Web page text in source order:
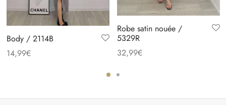
Body / 2114B
14,99€
Robe satin nouée /
5329R
32,99€